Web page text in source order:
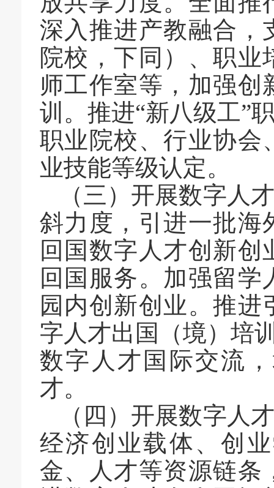
深入推进产教融合，
院校，下同）、职
师工作室等，加强创
训。推进“新八级工”
职业院校、行业协会
业技能等级认定。
（三）开展数字人
斜力度，引进一批海
回国数字人才创新
回国服务。加强留
园内创新创业。推
字人才出国（境）培
数字人才国际交流
才。
（四）开展数字人
经济创业载体、创
金、人才等资源链条